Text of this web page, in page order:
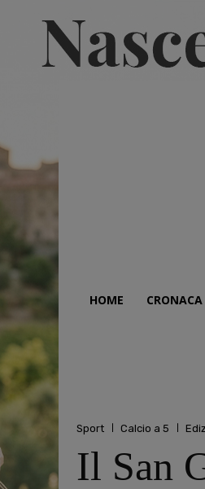
HOME CRONACA
Sport Calcio a 5
Il San